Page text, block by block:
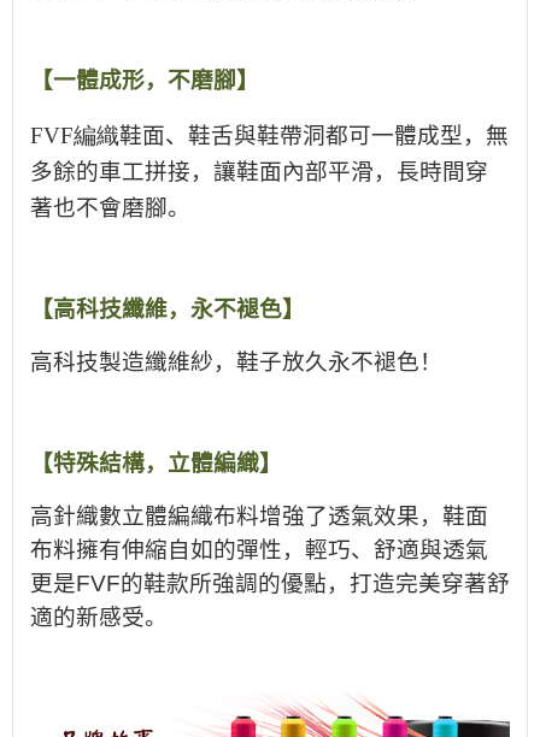
【一體成形，不磨腳】
FVF編織鞋面、鞋舌與鞋帶洞都可一體成型，無
多餘的車工拼接，讓鞋面內部平滑，長時間穿
著也不會磨腳。
【高科技纖維，永不褪色】
高科技製造纖維紗，鞋子放久永不褪色！
【特殊結構，立體編織】
高針織數立體編織布料增強了透氣效果，鞋面
布料擁有伸縮自如的彈性，輕巧、舒適與透氣
更是FVF的鞋款所強調的優點，打造完美穿著舒
適的新感受。